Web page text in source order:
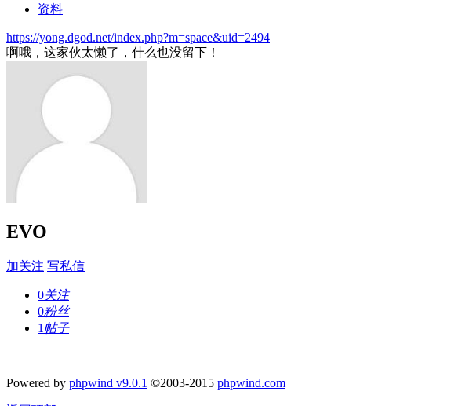
资料
https://yong.dgod.net/index.php?m=space&uid=2494
啊哦，这家伙太懒了，什么也没留下！
EVO
加关注 写私信
0关注
0粉丝
1 帖子
Powered by phpwind v9.0.1 ©2003-2015 phpwind.com